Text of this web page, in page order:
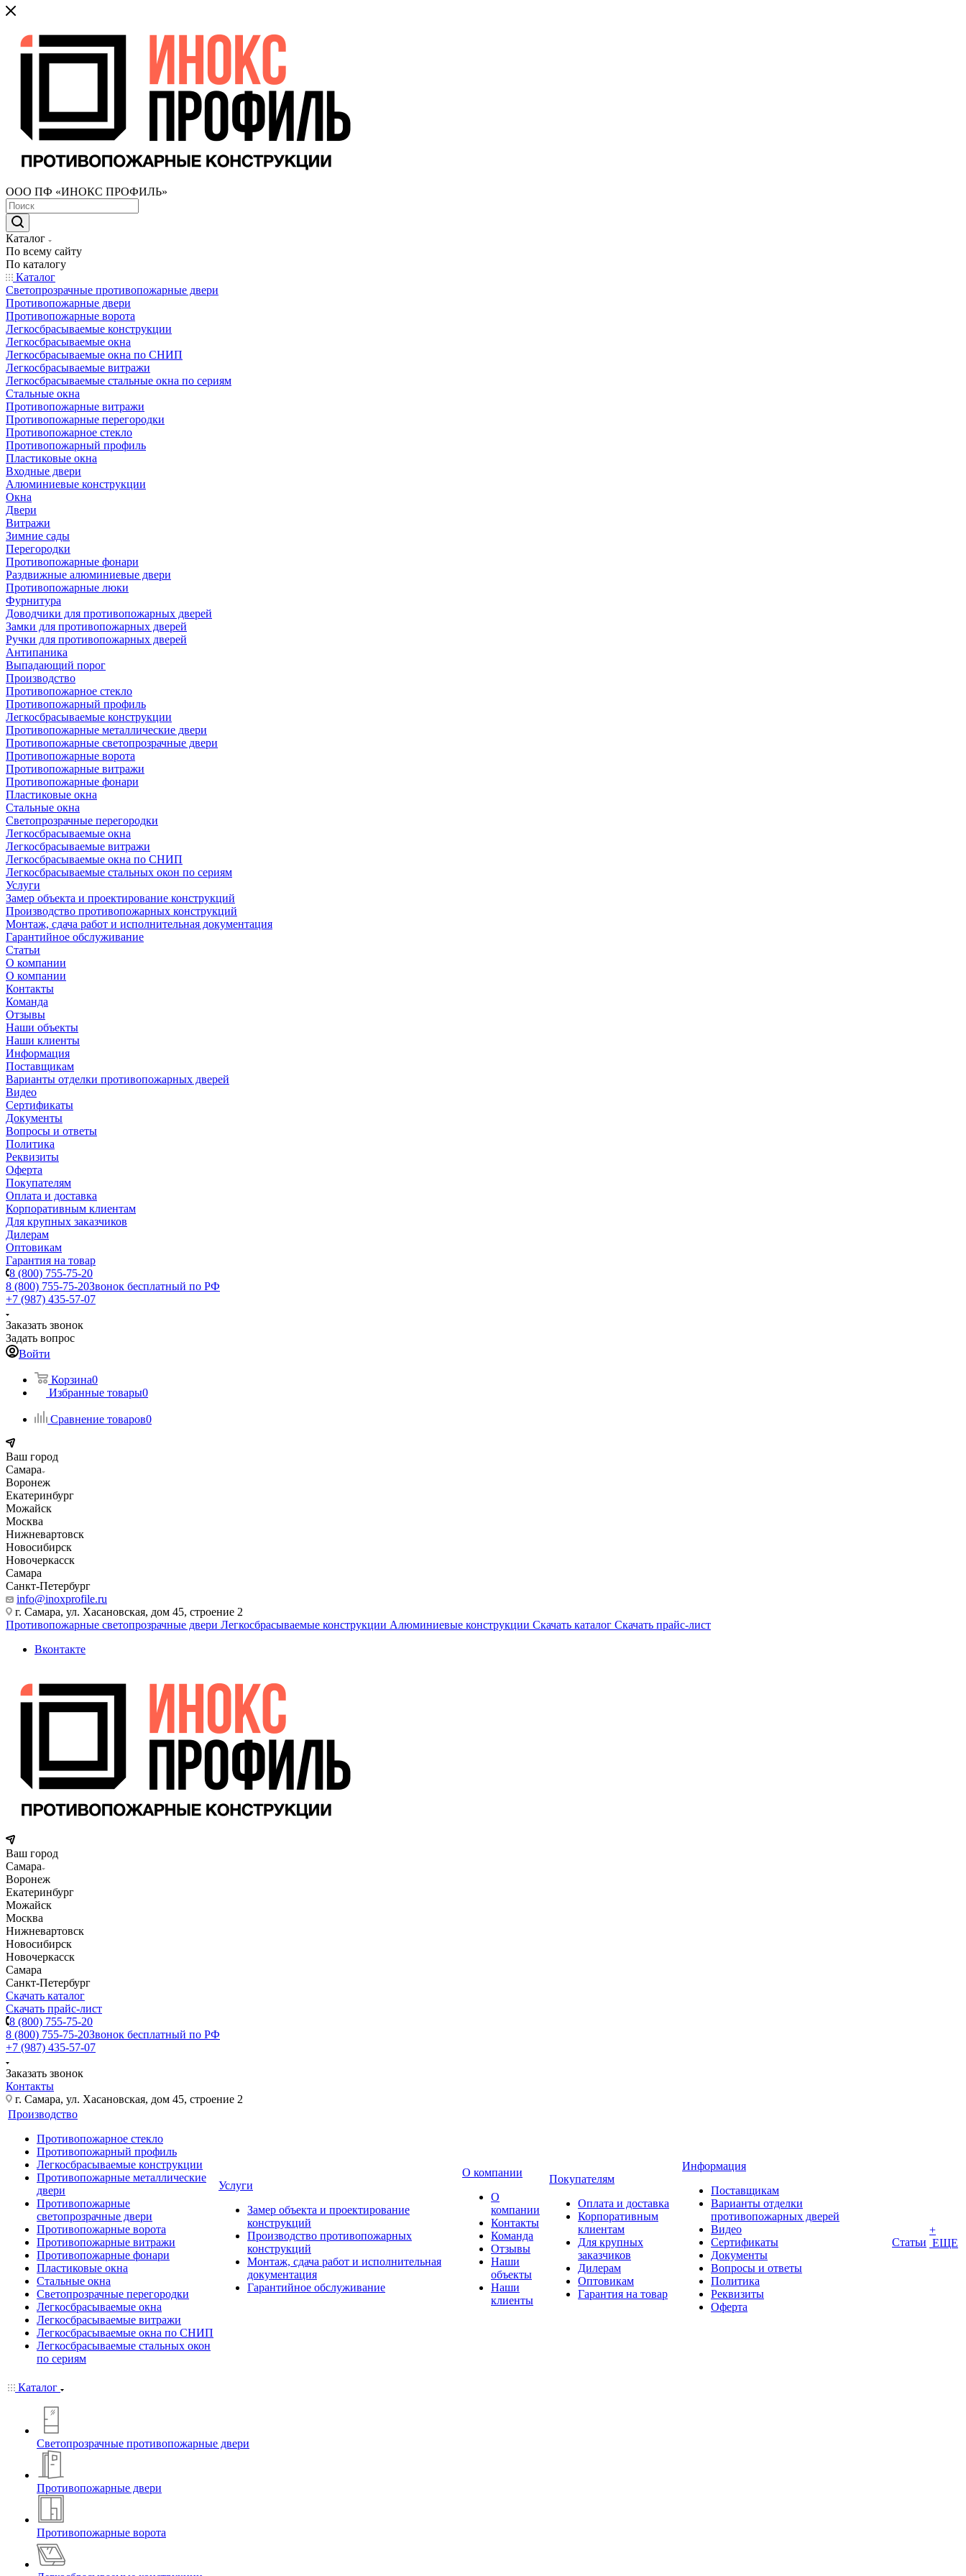
ООО ПФ «ИНОКС ПРОФИЛЬ»
Каталог
По всему сайту
По каталогу
Каталог
Светопрозрачные противопожарные двери
Противопожарные двери
Противопожарные ворота
Легкосбрасываемые конструкции
Легкосбрасываемые окна
Легкосбрасываемые окна по СНИП
Легкосбрасываемые витражи
Легкосбрасываемые стальные окна по сериям
Стальные окна
Противопожарные витражи
Противопожарные перегородки
Противопожарное стекло
Противопожарный профиль
Пластиковые окна
Входные двери
Алюминиевые конструкции
Окна
Двери
Витражи
Зимние сады
Перегородки
Противопожарные фонари
Раздвижные алюминиевые двери
Противопожарные люки
Фурнитура
Доводчики для противопожарных дверей
Замки для противопожарных дверей
Ручки для противопожарных дверей
Антипаника
Выпадающий порог
Производство
Противопожарное стекло
Противопожарный профиль
Легкосбрасываемые конструкции
Противопожарные металлические двери
Противопожарные светопрозрачные двери
Противопожарные ворота
Противопожарные витражи
Противопожарные фонари
Пластиковые окна
Стальные окна
Светопрозрачные перегородки
Легкосбрасываемые окна
Легкосбрасываемые витражи
Легкосбрасываемые окна по СНИП
Легкосбрасываемые стальных окон по сериям
Услуги
Замер объекта и проектирование конструкций
Производство противопожарных конструкций
Монтаж, сдача работ и исполнительная документация
Гарантийное обслуживание
Статьи
О компании
О компании
Контакты
Команда
Отзывы
Наши объекты
Наши клиенты
Информация
Поставщикам
Варианты отделки противопожарных дверей
Видео
Сертификаты
Документы
Вопросы и ответы
Политика
Реквизиты
Оферта
Покупателям
Оплата и доставка
Корпоративным клиентам
Для крупных заказчиков
Дилерам
Оптовикам
Гарантия на товар
8 (800) 755-75-20
8 (800) 755-75-20Звонок бесплатный по РФ
+7 (987) 435-57-07
Заказать звонок
Задать вопрос
Войти
Корзина0
Избранные товары0
Сравнение товаров0
Ваш город
Самара
Воронеж
Екатеринбург
Можайск
Москва
Нижневартовск
Новосибирск
Новочеркасск
Самара
Санкт-Петербург
info@inoxprofile.ru
г. Самара, ул. Хасановская, дом 45, строение 2
Противопожарные светопрозрачные двери Легкосбрасываемые конструкции Алюминиевые конструкции Скачать каталог Скачать прайс-лист
Вконтакте
Ваш город
Самара
Воронеж
Екатеринбург
Можайск
Москва
Нижневартовск
Новосибирск
Новочеркасск
Самара
Санкт-Петербург
Скачать каталог
Скачать прайс-лист
8 (800) 755-75-20
8 (800) 755-75-20Звонок бесплатный по РФ
+7 (987) 435-57-07
Заказать звонок
Контакты
г. Самара, ул. Хасановская, дом 45, строение 2
Производство
Противопожарное стекло
Противопожарный профиль
Легкосбрасываемые конструкции
Противопожарные металлические
двери
Противопожарные
светопрозрачные двери
Противопожарные ворота
Противопожарные витражи
Противопожарные фонари
Пластиковые окна
Стальные окна
Светопрозрачные перегородки
Легкосбрасываемые окна
Легкосбрасываемые витражи
Легкосбрасываемые окна по СНИП
Легкосбрасываемые стальных окон
по сериям
Услуги
Замер объекта и проектирование
конструкций
Производство противопожарных
конструкций
Монтаж, сдача работ и исполнительная
документация
Гарантийное обслуживание
О компании
О
компании
Контакты
Команда
Отзывы
Наши
объекты
Наши
клиенты
Покупателям
Оплата и доставка
Корпоративным
клиентам
Для крупных
заказчиков
Дилерам
Оптовикам
Гарантия на товар
Информация
Поставщикам
Варианты отделки
противопожарных дверей
Видео
Сертификаты
Документы
Вопросы и ответы
Политика
Реквизиты
Оферта
Статьи
+
ЕЩЕ
Каталог
Светопрозрачные противопожарные двери
Противопожарные двери
Противопожарные ворота